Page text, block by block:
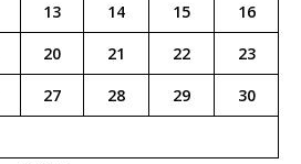
13 14 15
16
20 21 22
23
27 28 29
30